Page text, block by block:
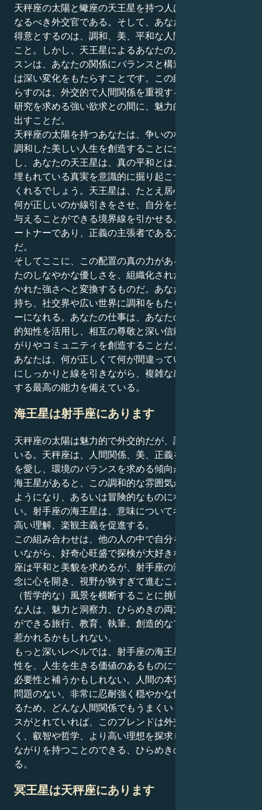
天秤座の太陽と蠍座の天王星を持つ人は、調査革命家に
なるべき外交官である。そして、あなたが最も本能的に
得意とするのは、調和、美、平和な人間関係を作り出す
こと。しかし、天王星によるあなたの人生の偉大なレッ
スンは、あなたの関係にバランスと構造、および/また
は深い変化をもたらすことです。この組み合わせがもた
らすのは、外交的で人間関係を重視する自分と、公平な
研究を求める強い欲求との間に、魅力的な綱引きを生み
出すことだ。
天秤座の太陽を持つあなたは、争いのない、できるだけ
調和した美しい人生を創造することに全力を注ぐ。しか
し、あなたの天王星は、真の平和とは、人間関係の中に
埋もれている真実を意識的に掘り起こすことだと教えて
くれるでしょう。天王星は、たとえ居心地が悪くても、
何が正しいのか線引きをさせ、自分を失うのではなく、
与えることができる境界線を引かせる。課題は、潔いパ
ートナーであり、正義の主張者である方法を学ぶこと
だ。
そしてここに、この配置の真の力がある。これは、あな
たのしなやかな優しさを、組織化された、善のための開
かれた強さへと変換するものだ。あなたは強い発言力を
持ち、社交界や広い世界に調和をもたらす公的なリーダ
ーになれる。あなたの仕事は、あなたの素晴らしい感情
的知性を活用し、相互の尊敬と深い信頼に基づいたつな
がりやコミュニティを創造することだと私には思える。
あなたは、何が正しくて何が間違っているのか、砂の上
にしっかりと線を引きながら、複雑な感情的地形に対処
する最高の能力を備えている。
海王星は射手座にあります
天秤座の太陽は魅力的で外交的だが、調和も深く求めて
いる。天秤座は、人間関係、美、正義を通じたつながり
を愛し、環境のバランスを求める傾向がある。射手座に
海王星があると、この調和的な雰囲気が先見の明を持つ
ようになり、あるいは冒険的なものになるかもしれな
い。射手座の海王星は、意味について考えること、より
高い理解、楽観主義を促進する。
この組み合わせは、他の人の中で自分を貫く術を心得て
いながら、好奇心旺盛で探検が大好きな人になる。天秤
座は平和と美貌を求めるが、射手座の海王星は新しい概
念に心を開き、視野が狭すぎて進むことができなかった
（哲学的な）風景を横断することに挑戦する。このよう
な人は、魅力と洞察力、ひらめきの両方をもたらすこと
ができる旅行、教育、執筆、創造的なプロジェクトにも
惹かれるかもしれない。
もっと深いレベルでは、射手座の海王星は、調和の必要
性を、人生を生きる価値のあるものにする冒険と教育の
必要性と補うかもしれない。人間の本質を理解するのに
問題のない、非常に忍耐強く穏やかな性格の持ち主であ
るため、どんな人間関係でもうまくいくだろう。バラン
スがとれていれば、このブレンドは外交的で探究心が強
く、叡智や哲学、より高い理想を探求しながら親密なつ
ながりを持つことのできる、ひらめきのある個人を作
る。
冥王星は天秤座にあります